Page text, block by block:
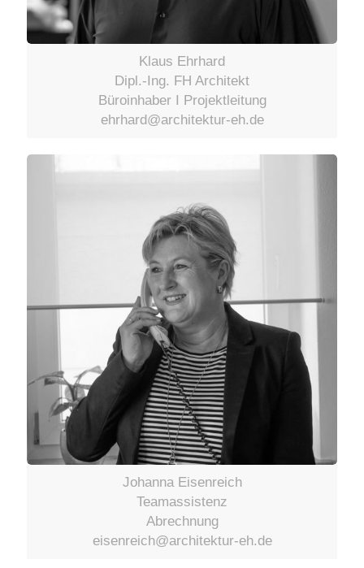
Klaus Ehrhard
Dipl.-Ing. FH Architekt
Büroinhaber I Projektleitung
ehrhard@architektur-eh.de
Johanna Eisenreich
Teamassistenz
Abrechnung
eisenreich@architektur-eh.de